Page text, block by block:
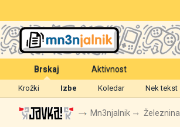
Brskaj
Krožki Izbe Koledar Nek tekst
Aktivnost
Mn3njalnik Železnina